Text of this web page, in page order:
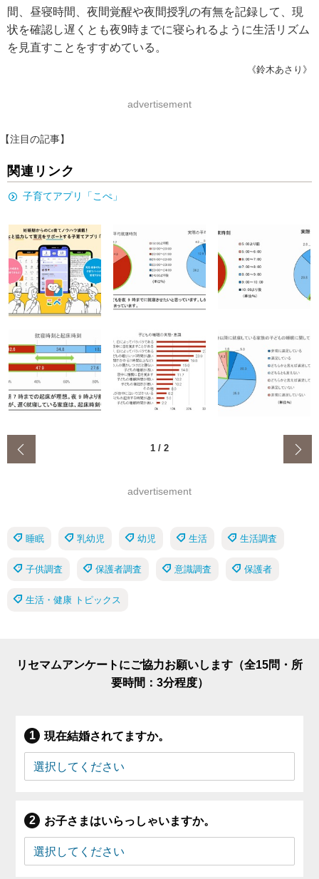
間、昼寝時間、夜間覚醒や夜間授乳の有無を記録して、現
状を確認し遅くとも夜9時までに寝られるように生活リズム
を見直すことをすすめている。
《鈴木あさり》
advertisement
【注目の記事】
関連リンク
子育てアプリ「こぺ」
1 / 2
advertisement
睡眠 乳幼児 幼児 生活 生活調査
子供調査 保護者調査 意識調査 保護者
生活・健康 トピックス
リセマムアンケートにご協力お願いします（全15問・所
要時間：3分程度）
現在結婚されてますか。
お子さまはいらっしゃいますか。